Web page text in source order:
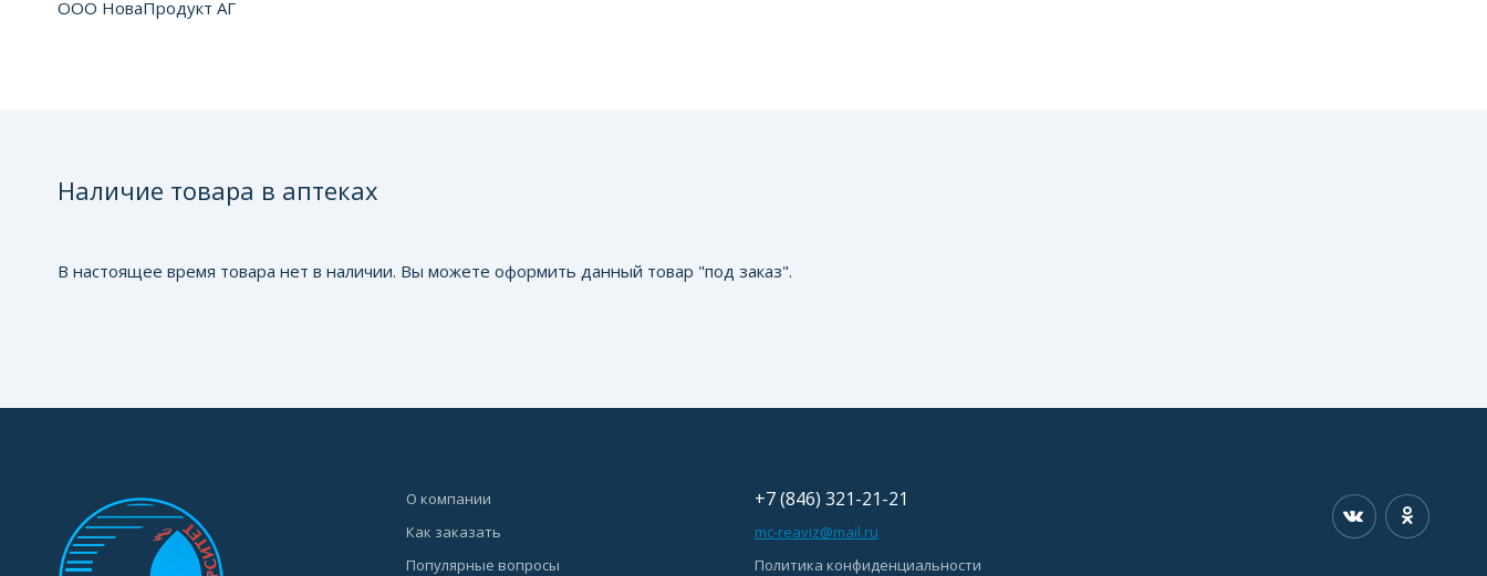
ООО НоваПродукт АГ
Наличие товара в аптеках
В настоящее время товара нет в наличии. Вы можете оформить данный товар "под заказ".
О компании
Как заказать
Популярные вопросы
+7 (846) 321-21-21
mc-reaviz@mail.ru
Политика конфиденциальности